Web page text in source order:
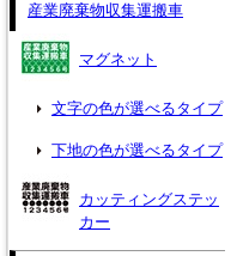
産業廃棄物収集運搬車
マグネット
文字の色が選べるタイプ
下地の色が選べるタイプ
カッティングステッ
カー